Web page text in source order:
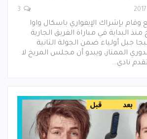
وقام بإشراك الإيفواري باسكال واوا
البداية في مباراة الفريق الجارية
جبل أولياء ضمن الجولة الثانية
الممتاز، ويبدو أن مجلس المريخ لا
نادي…